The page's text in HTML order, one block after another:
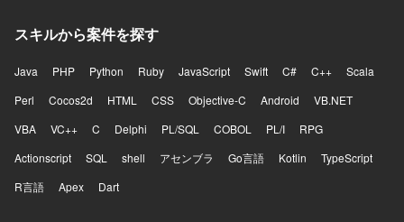
スキルから案件を探す
Java PHP Python Ruby JavaScript Swift C# C++
Scala
Perl
Cocos2d HTML CSS Objective-C Android
VB.NET
VBA
VC++ C Delphi PL/SQL COBOL PL/I
RPG
Actionscript
SQL shell アセンブラ Go言語 Kotlin
TypeScript
R言語
Apex Dart